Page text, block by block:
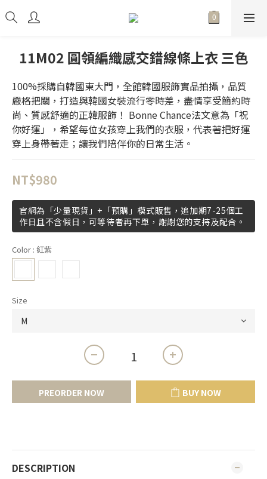
11M02 圓領編織感交錯線條上衣 三色
100%採購自韓國東大門，全館韓國服飾實品拍攝，品質
嚴格把關，打造與韓國女裝流行零時差，盡情享受簡約時
尚、質感舒適的正韓服飾！ Bonne Chance法文意為「祝
你好運」，希望每位女孩穿上我們的衣服，代表著把好運
穿上身帶著走；讓我們陪伴你的日常生活。
NT$980
官網為「少量現貨」+「預購」模式販售，追加期7-25個工
作日且不含假日，可等待者再下單，謝謝您的支持及配合。
Color : 紅紫
Size
PREORDER NOW BUY NOW
DESCRIPTION